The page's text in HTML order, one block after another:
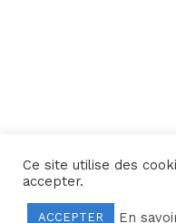
Une
Ce site utilise des
accepter.
ACCEPTER En